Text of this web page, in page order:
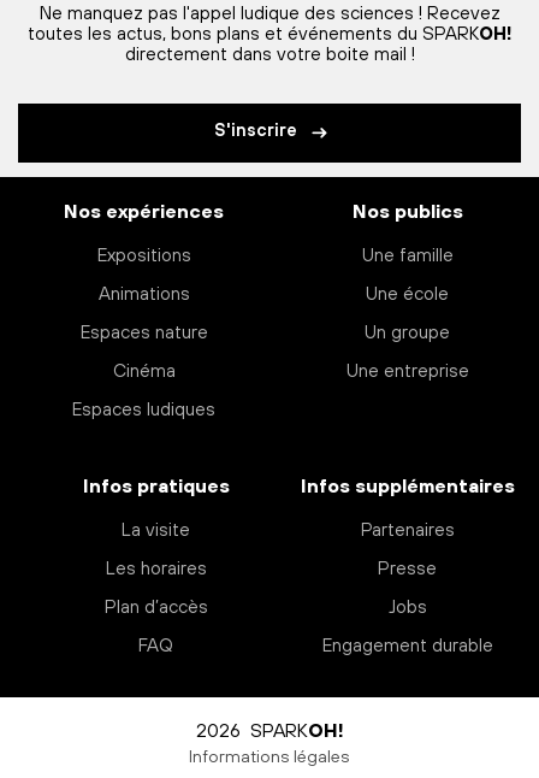
Ne manquez pas l'appel ludique des sciences ! Recevez
toutes les actus, bons plans et événements du SPARKOH!
directement dans votre boite mail !
S'inscrire
Nos expériences
Expositions
Animations
Espaces nature
Cinéma
Espaces ludiques
Nos publics
Une famille
Une école
Un groupe
Une entreprise
Infos pratiques
La visite
Les horaires
Plan d’accès
FAQ
Infos supplémentaires
Partenaires
Presse
Jobs
Engagement durable
2026 SPARKOH!
Informations légales